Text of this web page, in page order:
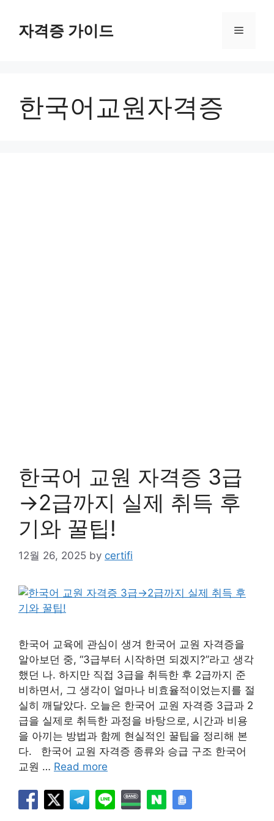
content자격증 가이드 Menu
한국어교원자격증
한국어 교원 자격증 3급
→2급까지 실제 취득 후
기와 꿀팁!
12월 26, 2025 by certifi
한국어 교육에 관심이 생겨 한국어 교원 자격증을
알아보던 중, “3급부터 시작하면 되겠지?”라고 생각
했던 나. 하지만 직접 3급을 취득한 후 2급까지 준
비하면서, 그 생각이 얼마나 비효율적이었는지를 절
실히 깨달았다. 오늘은 한국어 교원 자격증 3급과 2
급을 실제로 취득한 과정을 바탕으로, 시간과 비용
을 아끼는 방법과 함께 현실적인 꿀팁을 정리해 본
다. 한국어 교원 자격증 종류와 승급 구조 한국어
교원 … Read more